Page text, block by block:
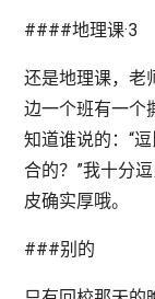
####地理课·3
还是地理课，老
边一个班有一个
知道谁说的：“
合的？”我十分
皮确实厚哦。
###别的